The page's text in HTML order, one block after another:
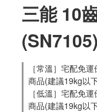
三能 10
(SN7105)
［常溫］宅配免
商品(建議19kg以
［低溫］宅配免
商品(建議19kg以